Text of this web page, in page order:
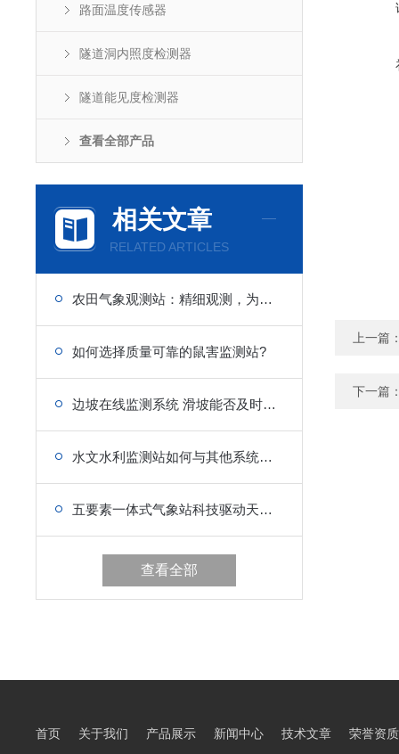
路面温度传感器
隧道洞内照度检测器
隧道能见度检测器
查看全部产品
相关文章
RELATED ARTICLES
农田气象观测站：精细观测，为农田稳产高产筑牢气象坚实后盾
如何选择质量可靠的鼠害监测站?
边坡在线监测系统 滑坡能否及时察觉微小位移变化
水文水利监测站如何与其他系统集成@2024全国顺丰包邮
五要素一体式气象站科技驱动天气变化监测的革命
查看全部
上一篇
下一篇
首页 关于我们 产品展示 新闻中心 技术文章 荣誉资质